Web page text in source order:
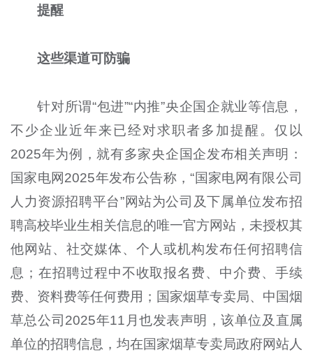
提醒
这些渠道可防骗
针对所谓“包进”“内推”央企国企就业等信息，
不少企业近年来已经对求职者多加提醒。仅以
2025年为例，就有多家央企国企发布相关声明：
国家电网2025年发布公告称，“国家电网有限公司
人力资源招聘平台”网站为公司及下属单位发布招
聘高校毕业生相关信息的唯一官方网站，未授权其
他网站、社交媒体、个人或机构发布任何招聘信
息；在招聘过程中不收取报名费、中介费、手续
费、资料费等任何费用；国家烟草专卖局、中国烟
草总公司2025年11月也发表声明，该单位及直属
单位的招聘信息，均在国家烟草专卖局政府网站人